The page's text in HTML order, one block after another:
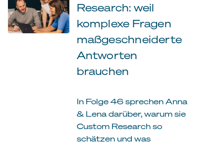
Research: weil
komplexe Fragen
maßgeschneiderte
Antworten
brauchen
In Folge 46 sprechen Anna
& Lena darüber, warum sie
Custom Research so
schätzen und was